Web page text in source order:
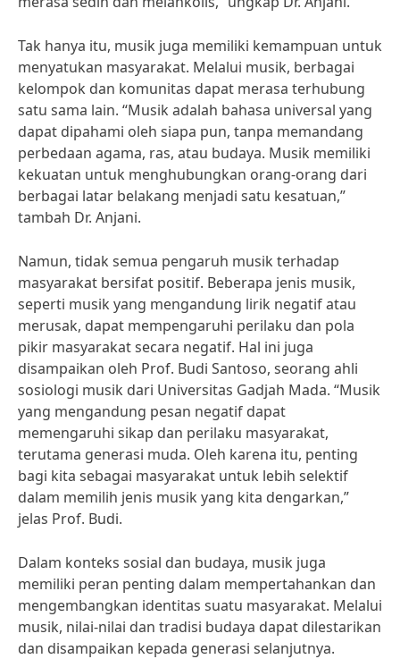
Tak hanya itu, musik juga memiliki kemampuan untuk
menyatukan masyarakat. Melalui musik, berbagai
kelompok dan komunitas dapat merasa terhubung
satu sama lain. “Musik adalah bahasa universal yang
dapat dipahami oleh siapa pun, tanpa memandang
perbedaan agama, ras, atau budaya. Musik memiliki
kekuatan untuk menghubungkan orang-orang dari
berbagai latar belakang menjadi satu kesatuan,”
tambah Dr. Anjani.
Namun, tidak semua pengaruh musik terhadap
masyarakat bersifat positif. Beberapa jenis musik,
seperti musik yang mengandung lirik negatif atau
merusak, dapat mempengaruhi perilaku dan pola
pikir masyarakat secara negatif. Hal ini juga
disampaikan oleh Prof. Budi Santoso, seorang ahli
sosiologi musik dari Universitas Gadjah Mada. “Musik
yang mengandung pesan negatif dapat
memengaruhi sikap dan perilaku masyarakat,
terutama generasi muda. Oleh karena itu, penting
bagi kita sebagai masyarakat untuk lebih selektif
dalam memilih jenis musik yang kita dengarkan,”
jelas Prof. Budi.
Dalam konteks sosial dan budaya, musik juga
memiliki peran penting dalam mempertahankan dan
mengembangkan identitas suatu masyarakat. Melalui
musik, nilai-nilai dan tradisi budaya dapat dilestarikan
dan disampaikan kepada generasi selanjutnya.